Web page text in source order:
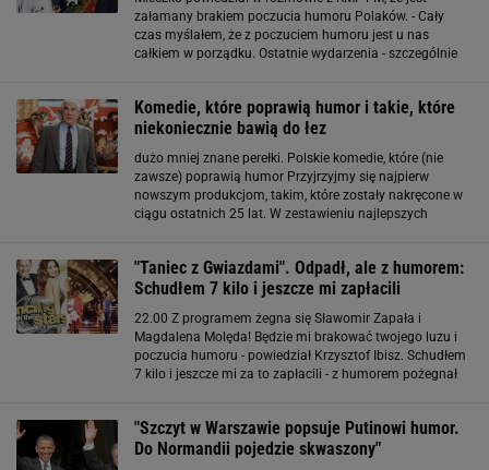
załamany brakiem poczucia humoru Polaków. - Cały
czas myślałem, że z poczuciem humoru jest u nas
całkiem w porządku. Ostatnie wydarzenia - szczególnie
Komedie, które poprawią humor i takie, które
niekoniecznie bawią do łez
dużo mniej znane perełki. Polskie komedie, które (nie
zawsze) poprawią humor Przyjrzyjmy się najpierw
nowszym produkcjom, takim, które zostały nakręcone w
ciągu ostatnich 25 lat. W zestawieniu najlepszych
"Taniec z Gwiazdami". Odpadł, ale z humorem:
Schudłem 7 kilo i jeszcze mi zapłacili
22.00 Z programem żegna się Sławomir Zapała i
Magdalena Molęda! Będzie mi brakować twojego luzu i
poczucia humoru - powiedział Krzysztof Ibisz. Schudłem
7 kilo i jeszcze mi za to zapłacili - z humorem pożegnał
"Szczyt w Warszawie popsuje Putinowi humor.
Do Normandii pojedzie skwaszony"